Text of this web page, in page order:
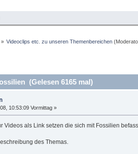
» Videoclips etc. zu unseren Themenbereichen
(Gelesen 6165 mal)
10:53:09 Vormittag »
Videos als Link setzen die sich mit Fossilien
des Themas.